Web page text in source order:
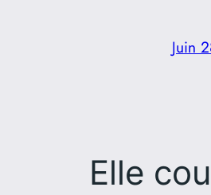
Juin
Elle